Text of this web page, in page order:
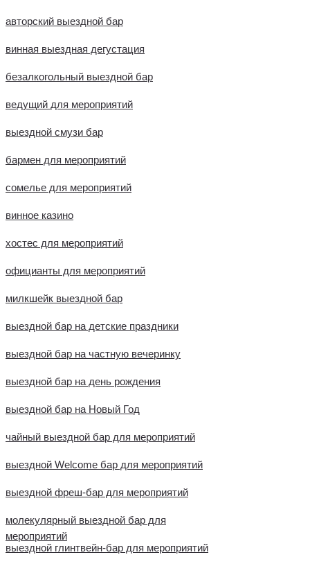
авторский выездной бар
винная выездная дегустация
безалкогольный выездной бар
ведущий для мероприятий
выездной смузи бар
бармен для мероприятий
сомелье для мероприятий
винное казино
хостес для мероприятий
официанты для мероприятий
милкшейк выездной бар
выездной бар на детские праздники
выездной бар на частную вечеринку
выездной бар на день рождения
выездной бар на Новый Год
чайный выездной бар для мероприятий
выездной Welcome бар для мероприятий
выездной фреш-бар для мероприятий
молекулярный выездной бар для
мероприятий
выездной глинтвейн-бар для мероприятий